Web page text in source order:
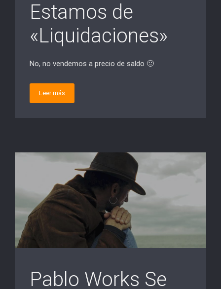
Estamos de
«Liquidaciones»
No, no vendemos a precio de saldo 🙂
Leer más
Pablo Works Se